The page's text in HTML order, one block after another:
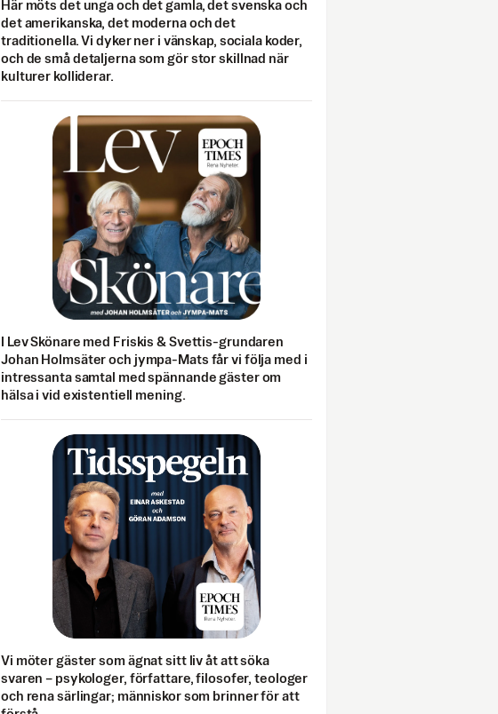
Här möts det unga och det gamla, det svenska och
det amerikanska, det moderna och det
traditionella. Vi dyker ner i vänskap, sociala koder,
och de små detaljerna som gör stor skillnad när
kulturer kolliderar.
I Lev Skönare med Friskis & Svettis-grundaren
Johan Holmsäter och jympa-Mats får vi följa med i
intressanta samtal med spännande gäster om
hälsa i vid existentiell mening.
Vi möter gäster som ägnat sitt liv åt att söka
svaren – psykologer, författare, filosofer, teologer
och rena särlingar; människor som brinner för att